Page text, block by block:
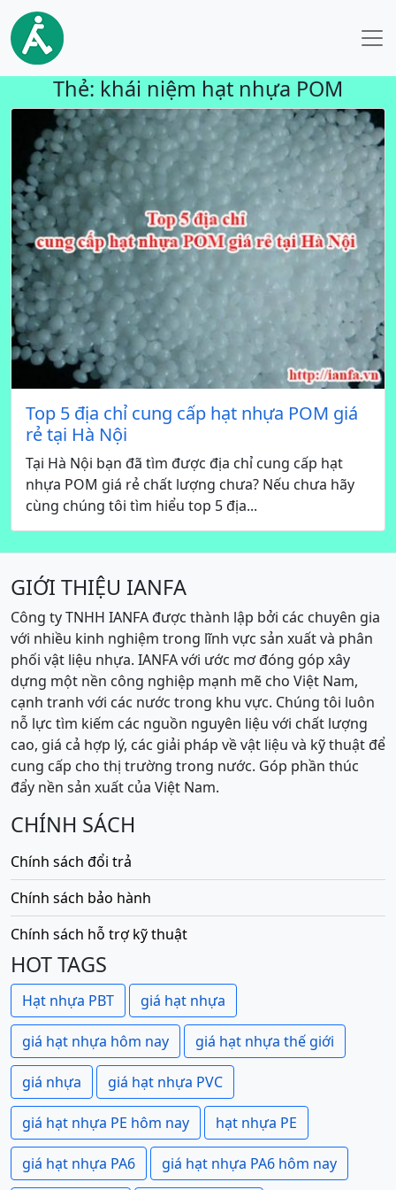
Thẻ: khái niệm hạt nhựa POM
Top 5 địa chỉ cung cấp hạt nhựa POM giá
rẻ tại Hà Nội
Tại Hà Nội bạn đã tìm được địa chỉ cung cấp hạt
nhựa POM giá rẻ chất lượng chưa? Nếu chưa hãy
cùng chúng tôi tìm hiểu top 5 địa...
GIỚI THIỆU IANFA
Công ty TNHH IANFA được thành lập bởi các chuyên gia
với nhiều kinh nghiệm trong lĩnh vực sản xuất và phân
phối vật liệu nhựa. IANFA với ước mơ đóng góp xây
dựng một nền công nghiệp mạnh mẽ cho Việt Nam,
cạnh tranh với các nước trong khu vực. Chúng tôi luôn
nỗ lực tìm kiếm các nguồn nguyên liệu với chất lượng
cao, giá cả hợp lý, các giải pháp về vật liệu và kỹ thuật để
cung cấp cho thị trường trong nước. Góp phần thúc
đẩy nền sản xuất của Việt Nam.
CHÍNH SÁCH
Chính sách đổi trả
Chính sách bảo hành
Chính sách hỗ trợ kỹ thuật
HOT TAGS
Hạt nhựa PBT giá hạt nhựa
giá hạt nhựa hôm nay giá hạt nhựa thế giới
giá nhựa giá hạt nhựa PVC
giá hạt nhựa PE hôm nay hạt nhựa PE
giá hạt nhựa PA6 giá hạt nhựa PA6 hôm nay